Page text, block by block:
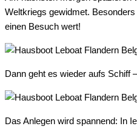
Weltkriegs gewidmet.
einen Besuch wert!
Dann geht es wieder aufs Schiff
Das Anlegen wird spannend: In